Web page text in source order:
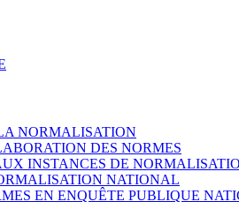
NORMALISATION
DES NORMES
INSTANCES DE
NATIONAL
EN ENQUÊTE PUBLIQUE